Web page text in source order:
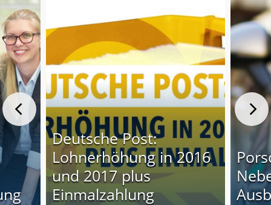
Deutsche Post:
Lohnerhöhung in 2016
und 2017 plus
Einmalzahlung